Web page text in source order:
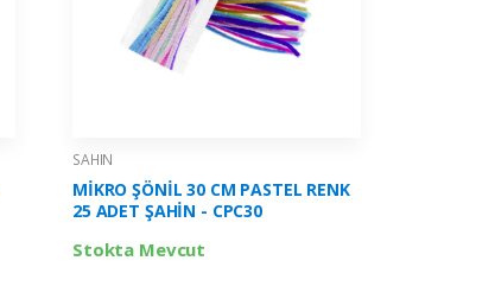
SAHIN
MİKRO ŞÖNİL 30 CM PASTEL RENK
25 ADET ŞAHİN - CPC30
Stokta Mevcut